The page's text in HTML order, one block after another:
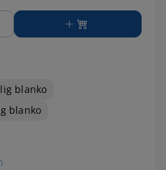
blanko
blanko